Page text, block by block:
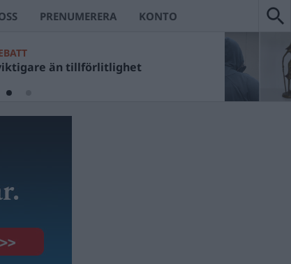
PRENUMERERA KONTO
än tillförlitlighet